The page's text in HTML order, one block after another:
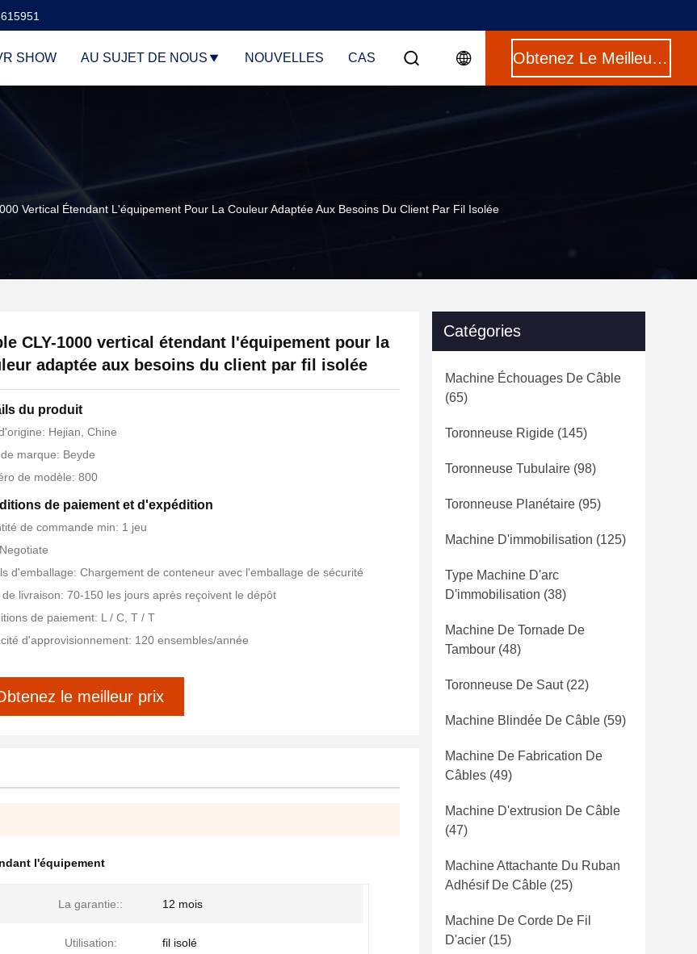
SHOW AU SUJET DE NOUS NOUVELLES CAS Obtenez Le Meilleur Prix
Vertical Étendant L'équipement Pour La Couleur Adaptée Aux Besoins Du Client Par Fil Isolée
CLY-1000 vertical étendant l'équipement pour la
adaptée aux besoins du client par fil isolée
du produit
Hejian, Chine
marque: Beyde
de modèle: 800
de paiement et d'expédition
de commande min: 1 jeu
d'emballage: Chargement de conteneur avec l'emballage de sécurité
de livraison: 70-150 les jours après reçoivent le dépôt
de paiement: L / C, T / T
d'approvisionnement: 120 ensembles/année
le meilleur prix
l'équipement
La garantie:: 12 mois
Utilisation: fil isolé
Catégories
Machine Échouages De Câble
(65)
Toronneuse Rigide (145)
Toronneuse Tubulaire (98)
Toronneuse Planétaire (95)
Machine D'immobilisation (125)
Type Machine D'arc
D'immobilisation (38)
Machine De Tornade De
Tambour (48)
Toronneuse De Saut(22)
Machine Blindée De Câble (59)
Machine De Fabrication De
Câbles (49)
Machine D'extrusion De Câble
(47)
Machine Attachante Du Ruban
Adhésif De Câble (25)
Machine De Corde De Fil
D'acier (15)